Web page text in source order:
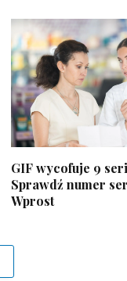
GIF wycofuje 9
Sprawdź numer
Wprost